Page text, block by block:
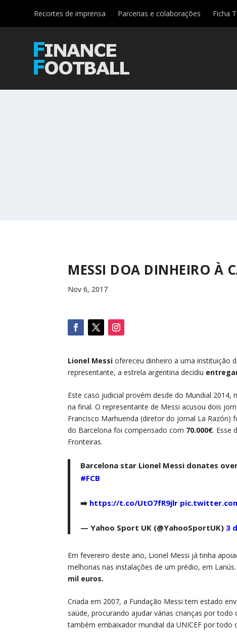
Recortes de imprensa Parcerias e colaborações Ficha
MESSI DOA DINHEIRO À
Nov 6, 2017
Lionel Messiofereceu dinheiro a uma instituição
representante, a estrela argentina decidiu
Este caso judicial provém desde do Mundial
na final. O representante de Messi acusou dois
Francisco Marhuenda (diretor do jornal La
do Barcelona foi compensado com 70.000€. Esse
Fronteiras.
Barcelona star Lionel Messi donates
#FCB
➡️ https://t.co/UtO7fR9jlr
— Yahoo Sport UK (@YahooSportUK) 3
Em fevereiro deste ano, Lionel Messi já tinha
melhorias nas instalações de um prédio, em
mil euros.
Criada em 2007, a Fundação Messi tem estado
saúde, procurando ajudar várias crianças por
também embaixador mundial da UNICEF por todo